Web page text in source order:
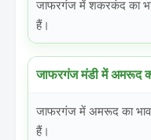
जाफरगंज में शकरकंद का
हैं।
जाफरगंज मंडी में अमरूद
जाफरगंज में अमरूद का
हैं।